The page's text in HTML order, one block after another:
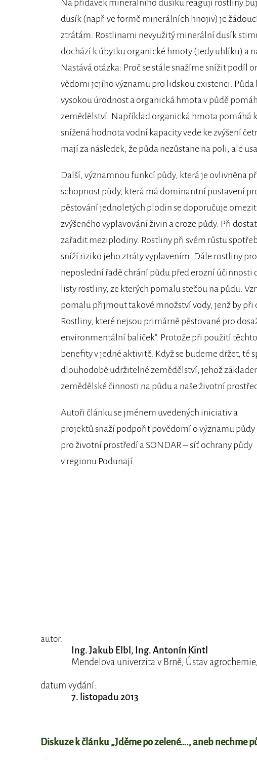
Na přídavek minerálního dusíku reagují rostliny
dusík (např. ve formě minerálních hnojiv) je
ztrátám. Rostlinami nevyužitý minerální dusík
dochází k úbytku organické hmoty (tedy uhlíku) a
Nastává otázka: Proč se stále snažíme snížit podíl
vědomi jejího významu pro lidskou existenci.
vysokou úrodnost a organická hmota v půdě
zemědělství. Například organická hmota pomáhá
snížená hodnota vodní kapacity vede ke zvýšení
mají za následek, že půda nezůstane na poli, ale
Další, významnou funkcí půdy, která je ovlivněna
schopnost půdy, která má dominantní postavení
pěstování jednoletých plodin se doporučuje
zvýšeného vyplavování živin a eroze půdy. Při
zařadit meziplodiny. Rostliny při svém růstu
sníží riziko jeho ztráty vyplavením. Dále rostliny
neposlední řadě chrání půdu před erozní účinnosti
listy rostliny, ze kterých pomalu stečou na půdu.
pomalu přijmout takové množství vody, jenž by
Rostliny, které nejsou primárně pěstované pro
environmentální baliček“. Protože při použití
benefity v jedné aktivitě. Když se budeme držet, té
dlouhodobě udržitelné zemědělství, jehož
zemědělské činnosti na půdu a naše životní
Autoři článku se jménem uvedených iniciativ a
projektů snaží podpořit povědomí o významu půdy
pro životní prostředí a SONDAR – síť ochrany půdy
v regionu Podunají.
autor:
Ing. Jakub Elbl, Ing. Antonín Kintl
Mendelova univerzita v Brně, Ústav
datum vydání:
7. listopadu 2013
Diskuze k článku „Jděme po zelené…., aneb nechme